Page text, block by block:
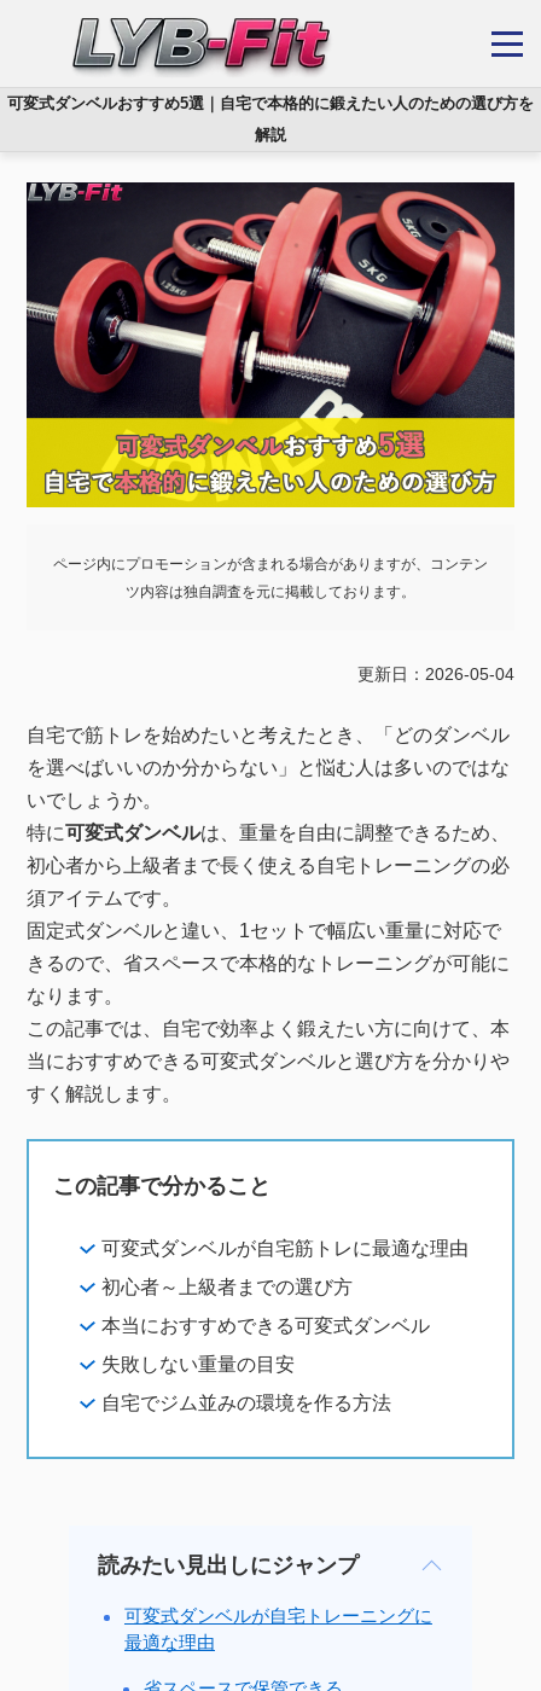
可変式ダンベルおすすめ5選｜自宅で本格的に鍛えたい人のための選び方を
解説
ページ内にプロモーションが含まれる場合がありますが、コンテン
ツ内容は独自調査を元に掲載しております。
更新日：2026-05-04
自宅で筋トレを始めたいと考えたとき、「どのダンベル
を選べばいいのか分からない」と悩む人は多いのではな
いでしょうか。
特に可変式ダンベルは、重量を自由に調整できるため、
初心者から上級者まで長く使える自宅トレーニングの必
須アイテムです。
固定式ダンベルと違い、1セットで幅広い重量に対応で
きるので、省スペースで本格的なトレーニングが可能に
なります。
この記事では、自宅で効率よく鍛えたい方に向けて、本
当におすすめできる可変式ダンベルと選び方を分かりや
すく解説します。
この記事で分かること
可変式ダンベルが自宅筋トレに最適な理由
初心者～上級者までの選び方
本当におすすめできる可変式ダンベル
失敗しない重量の目安
自宅でジム並みの環境を作る方法
読みたい見出しにジャンプ
可変式ダンベルが自宅トレーニングに
最適な理由